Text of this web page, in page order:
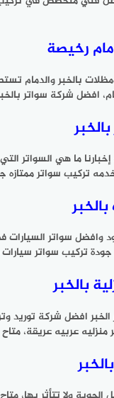
رخيصة
بالخبر والدمام
افضل شركة سواتر
ما هي السواتر
تركيب سواتر ممتازه
سواتر السيارات
تركيب سواتر سيارات
بالخبر
افضل شركة توريد
عربيه عريقة،